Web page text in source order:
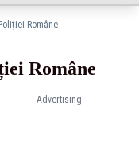
Române
Advertising
Române